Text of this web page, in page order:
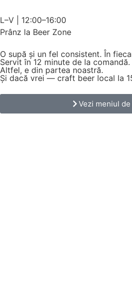
L–V | 12:00–16:00
Prânz la Beer Zone
O supă și un fel consistent. În
Servit în 12 minute de la comandă.
Altfel, e din partea noastră.
Și dacă vrei — craft beer local la
Vezi meniul